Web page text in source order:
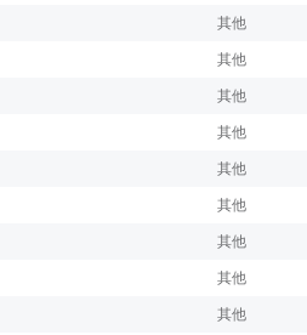
其他
其他
其他
其他
其他
其他
其他
其他
其他